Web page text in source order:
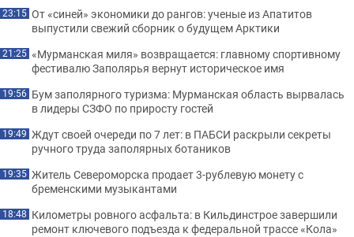
23:15 От «синей» экономики до рангов: ученые из Апатитов
выпустили свежий сборник о будущем Арктики
21:25 «Мурманская миля» возвращается: главному спортивному
фестивалю Заполярья вернут историческое имя
19:56 Бум заполярного туризма: Мурманская область вырвалась
в лидеры СЗФО по приросту гостей
19:49 Ждут своей очереди по 7 лет: в ПАБСИ раскрыли секреты
ручного труда заполярных ботаников
19:35 Житель Североморска продает 3-рублевую монету с
бременскими музыкантами
18:48 Километры ровного асфальта: в Кильдинстрое завершили
ремонт ключевого подъезда к федеральной трассе «Кола»